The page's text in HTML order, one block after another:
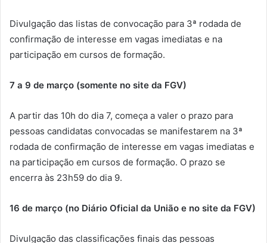
Divulgação das listas de convocação para 3ª rodada de
confirmação de interesse em vagas imediatas e na
participação em cursos de formação.
7 a 9 de março (somente no site da FGV)
A partir das 10h do dia 7, começa a valer o prazo para
pessoas candidatas convocadas se manifestarem na 3ª
rodada de confirmação de interesse em vagas imediatas e
na participação em cursos de formação. O prazo se
encerra às 23h59 do dia 9.
16 de março (no Diário Oficial da União e no site da FGV)
Divulgação das classificações finais das pessoas